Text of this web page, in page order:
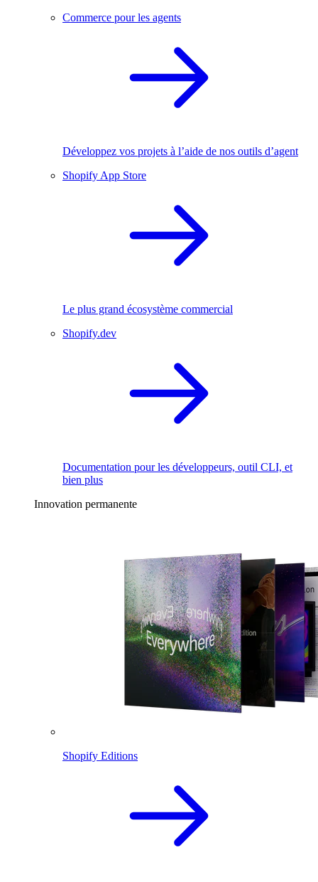
Commerce pour les agents
Développez vos projets à l’aide de nos outils d’agent
Shopify App Store
Le plus grand écosystème commercial
Shopify.dev
Documentation pour les développeurs, outil CLI, et
bien plus
Innovation permanente
Shopify Editions